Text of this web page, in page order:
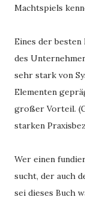
Machtspiels
Eines der besten
des
sehr stark von
Elementen
großer Vorteil.
starken
Wer einen
sucht, der auch
sei dieses Buch